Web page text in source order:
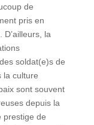
de
pris en
la
soldat(e)s de
la culture
sont souvent
depuis la
prestige de